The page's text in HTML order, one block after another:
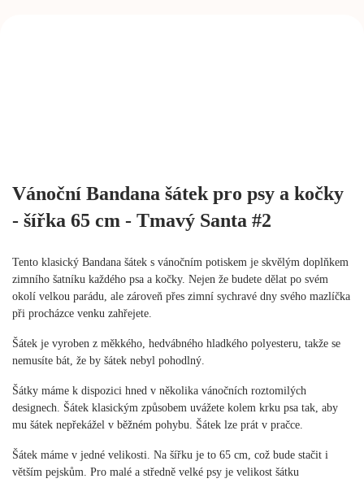
Vánoční Bandana šátek pro psy a kočky
- šířka 65 cm - Tmavý Santa #2
Tento klasický Bandana šátek s vánočním potiskem je skvělým doplňkem
zimního šatníku každého psa a kočky. Nejen že budete dělat po svém
okolí velkou parádu, ale zároveň přes zimní sychravé dny svého mazlíčka
při procházce venku zahřejete.
Šátek je vyroben z měkkého, hedvábného hladkého polyesteru, takže se
nemusíte bát, že by šátek nebyl pohodlný.
Šátky máme k dispozici hned v několika vánočních roztomilých
designech. Šátek klasickým způsobem uvážete kolem krku psa tak, aby
mu šátek nepřekážel v běžném pohybu. Šátek lze prát v pračce.
Šátek máme v jedné velikosti. Na šířku je to 65 cm, což bude stačit i
větším pejskům. Pro malé a středně velké psy je velikost šátku